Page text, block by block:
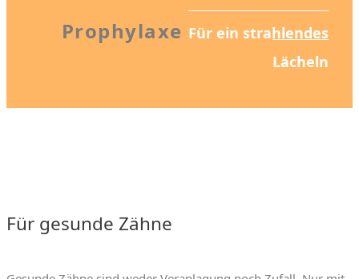
Prophylaxe Für ein strahlendes
Lächeln
Für gesunde Zähne